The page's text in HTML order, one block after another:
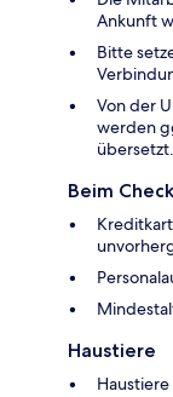
Ankunft
Bitte
Von der
werden
übersetzt.
Beim
Haustiere